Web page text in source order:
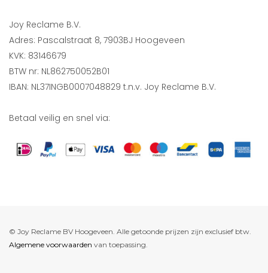
Joy Reclame B.V.
Adres: Pascalstraat 8, 7903BJ Hoogeveen
KVK: 83146679
BTW nr: NL862750052B01
IBAN: NL37INGB0007048829 t.n.v. Joy Reclame B.V.
Betaal veilig en snel via:
© Joy Reclame BV Hoogeveen. Alle getoonde prijzen zijn exclusief btw.
Algemene voorwaarden van toepassing.